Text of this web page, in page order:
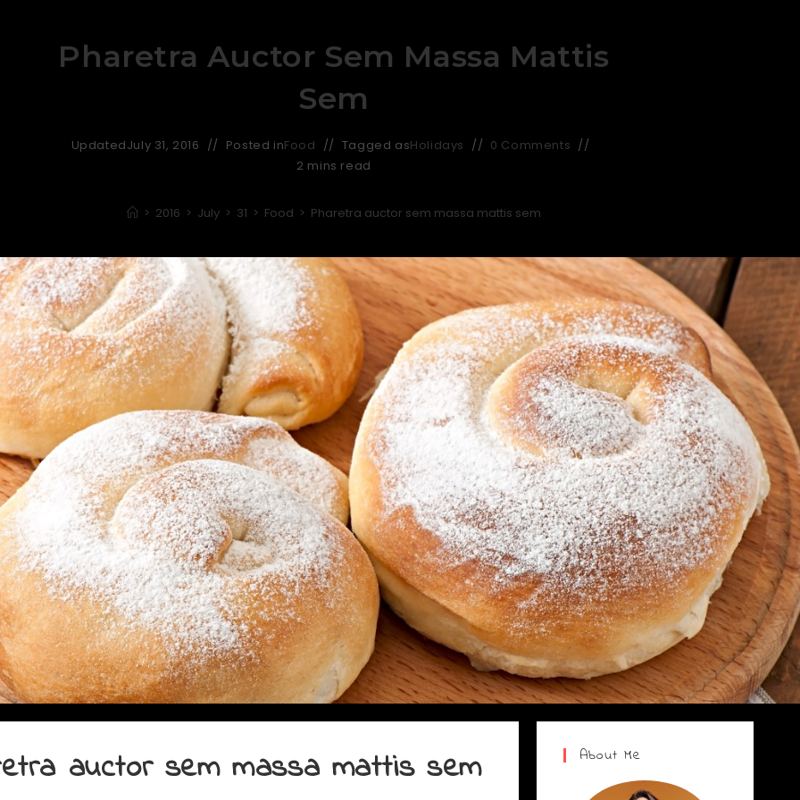
Pharetra Auctor Sem Massa Mattis
Sem
UpdatedJuly 31, 2016 Posted inFood Tagged asHolidays
0 Comments
2 mins read
> 2016 > July > 31 > Food > Pharetra auctor sem massa mattis sem
auctor sem massa mattis sem About Me